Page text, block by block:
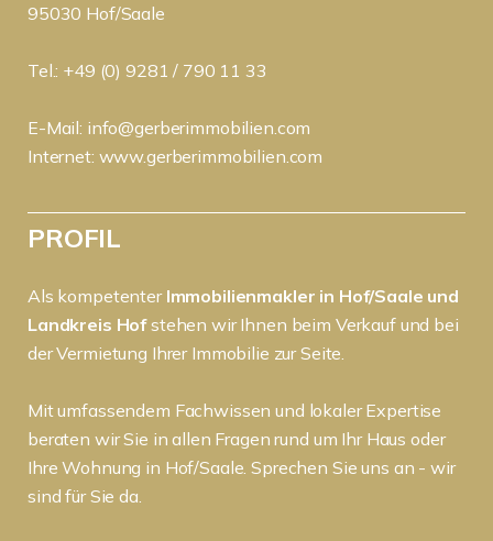
95030 Hof/Saale
Tel.: +49 (0) 9281 / 790 11 33
E-Mail: info@gerberimmobilien.com
Internet: www.gerberimmobilien.com
PROFIL
Als kompetenter Immobilienmakler in Hof/Saale und
Landkreis Hofstehen wir Ihnen beim Verkauf und bei
der Vermietung Ihrer Immobilie zur Seite.
Mit umfassendem Fachwissen und lokaler Expertise
beraten wir Sie in allen Fragen rund um Ihr Haus oder
Ihre Wohnung in Hof/Saale. Sprechen Sie uns an - wir
sind für Sie da.